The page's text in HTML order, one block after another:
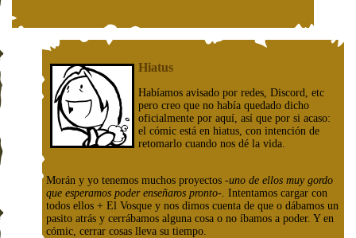
Hiatus
Habíamos avisado por redes, Discord, etc
pero creo que no había quedado dicho
oficialmente por aquí, así que por si acaso:
el cómic está en hiatus, con intención de
retomarlo cuando nos dé la vida.
Morán y yo tenemos muchos proyectos -uno de ellos muy gordo
que esperamos poder enseñaros pronto- . Intentamos cargar con
todos ellos + El Vosque y nos dimos cuenta de que o dábamos un
pasito atrás y cerrábamos alguna cosa o no íbamos a poder. Y en
cómic, cerrar cosas lleva su tiempo.